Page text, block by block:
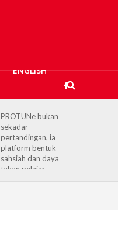
ENGLISH
PROTUNe bukan
sekadar
pertandingan, ia
platform bentuk
sahsiah dan daya
tahan pelajar